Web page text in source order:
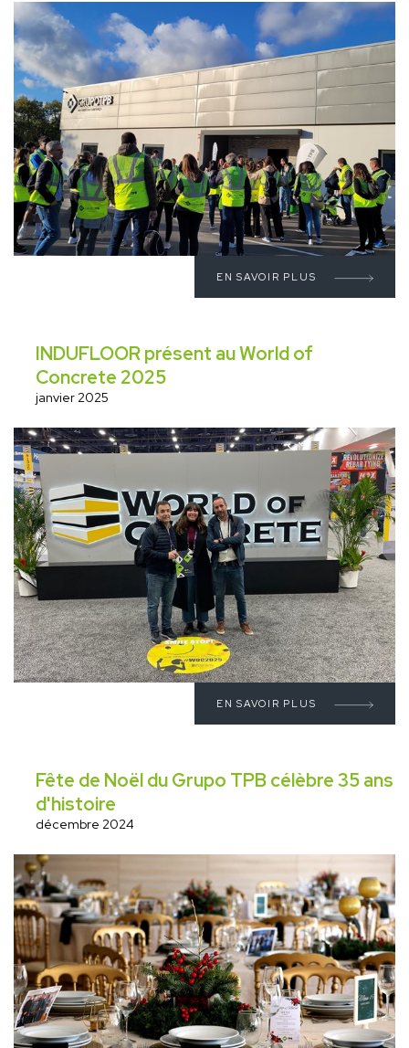
EN SAVOIR PLUS
INDUFLOOR présent au World of
Concrete 2025
janvier 2025
EN SAVOIR PLUS
Fête de Noël du Grupo TPB célèbre 35 ans
d'histoire
décembre 2024